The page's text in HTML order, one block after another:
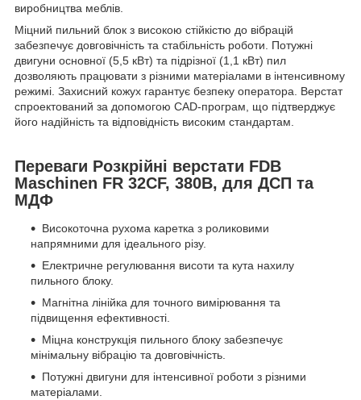
виробництва меблів.
Міцний пильний блок з високою стійкістю до вібрацій
забезпечує довговічність та стабільність роботи. Потужні
двигуни основної (5,5 кВт) та підрізної (1,1 кВт) пил
дозволяють працювати з різними матеріалами в інтенсивному
режимі. Захисний кожух гарантує безпеку оператора. Верстат
спроектований за допомогою CAD-програм, що підтверджує
його надійність та відповідність високим стандартам.
Переваги Розкрійні верстати FDB
Maschinen FR 32CF, 380В, для ДСП та
МДФ
Високоточна рухома каретка з роликовими
напрямними для ідеального різу.
Електричне регулювання висоти та кута нахилу
пильного блоку.
Магнітна лінійка для точного вимірювання та
підвищення ефективності.
Міцна конструкція пильного блоку забезпечує
мінімальну вібрацію та довговічність.
Потужні двигуни для інтенсивної роботи з різними
матеріалами.